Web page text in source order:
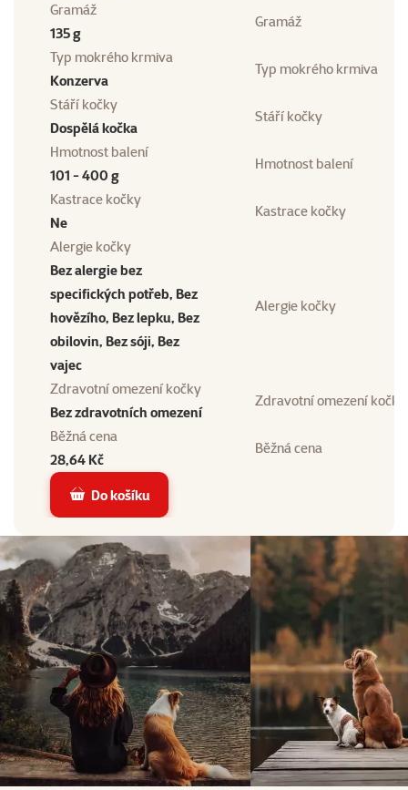
Gramáž
135 g
Gramáž
Typ mokrého krmiva
Konzerva
Typ mokrého krmiva
Stáří kočky
Dospělá kočka
Stáří kočky
Hmotnost balení
101 - 400 g
Hmotnost balení
Kastrace kočky
Ne
Kastrace kočky
Alergie kočky
Bez alergie bez
specifických potřeb, Bez
hovězího, Bez lepku, Bez
obilovin, Bez sóji, Bez
vajec
Alergie kočky
Zdravotní omezení kočky
Bez zdravotních omezení
Zdravotní omezení kočky
Běžná cena
28,64 Kč
Běžná cena
Do košíku